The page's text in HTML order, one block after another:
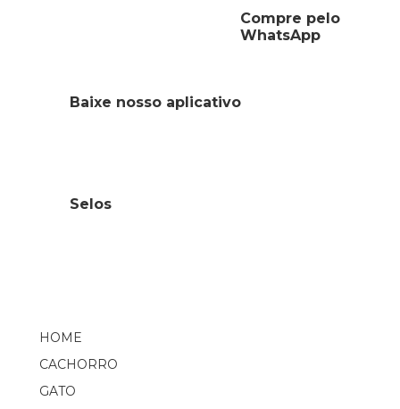
Compre pelo
WhatsApp
HOME
CACHORRO
GATO
Baixe nosso aplicativo
Selos